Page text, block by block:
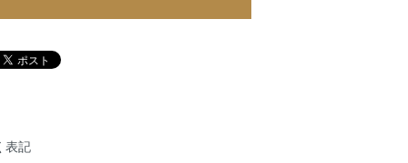
表記